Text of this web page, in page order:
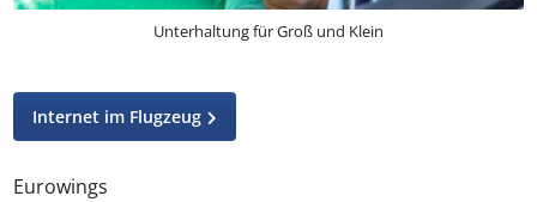
Unterhaltung für Groß und Klein
Internet im Flugzeug
Eurowings